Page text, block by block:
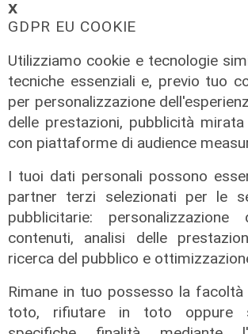
𝗫
GDPR EU COOKIE
Utilizziamo cookie e tecnologie
tecniche essenziali e, previo tuo
per personalizzazione
delle prestazioni, pubblicità
con piattaforme di audience
I tuoi dati personali possono
partner terzi selezionati per le
pubblicitarie:
contenuti, analisi delle
ricerca del pubblico e
Rimane in tuo possesso la
toto, rifiutare in toto oppure
ALTRE NOTIZIE